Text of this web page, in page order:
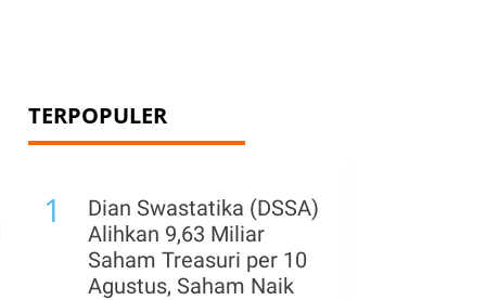
TERPOPULER
1
Dian Swastatika (DSSA)
Alihkan 9,63 Miliar
Saham Treasuri per 10
Agustus, Saham Naik